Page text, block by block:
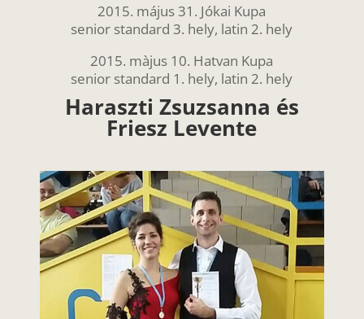
2015. május 31. Jókai Kupa
senior standard 3. hely, latin 2. hely
2015. màjus 10. Hatvan Kupa
senior standard 1. hely, latin 2. hely
Haraszti Zsuzsanna és
Friesz Levente